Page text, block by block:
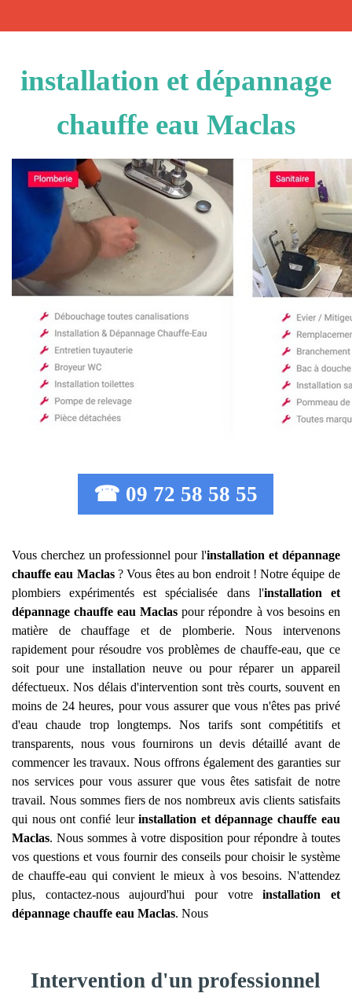
installation et dépannage
chauffe eau Maclas
☎ 09 72 58 58 55
Vous cherchez un professionnel pour l'installation et dépannage
chauffe eau Maclas? Vous êtes au bon endroit ! Notre équipe de
plombiers expérimentés est spécialisée dans l'installation et
dépannage chauffe eau Maclas pour répondre à vos besoins en
matière de chauffage et de plomberie. Nous intervenons
rapidement pour résoudre vos problèmes de chauffe-eau, que ce
soit pour une installation neuve ou pour réparer un appareil
défectueux. Nos délais d'intervention sont très courts, souvent en
moins de 24 heures, pour vous assurer que vous n'êtes pas privé
d'eau chaude trop longtemps. Nos tarifs sont compétitifs et
transparents, nous vous fournirons un devis détaillé avant de
commencer les travaux. Nous offrons également des garanties sur
nos services pour vous assurer que vous êtes satisfait de notre
travail. Nous sommes fiers de nos nombreux avis clients satisfaits
qui nous ont confié leurinstallation et dépannage chauffe eau
Maclas. Nous sommes à votre disposition pour répondre à toutes
vos questions et vous fournir des conseils pour choisir le système
de chauffe-eau qui convient le mieux à vos besoins. N'attendez
plus, contactez-nous aujourd'hui pour votreinstallation et
dépannage chauffe eau Maclas. Nous
Intervention d'un professionnel